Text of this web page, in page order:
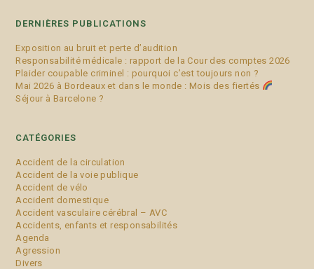
DERNIÈRES PUBLICATIONS
Exposition au bruit et perte d’audition
Responsabilité médicale : rapport de la Cour des comptes 2026
Plaider coupable criminel : pourquoi c’est toujours non ?
Mai 2026 à Bordeaux et dans le monde : Mois des fiertés
Séjour à Barcelone ?
CATÉGORIES
Accident de la circulation
Accident de la voie publique
Accident de vélo
Accident domestique
Accident vasculaire cérébral – AVC
Accidents, enfants et responsabilités
Agenda
Agression
Divers